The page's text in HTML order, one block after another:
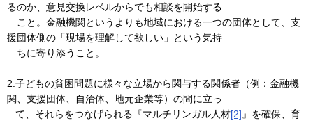
るのか、意見交換レベルからでも相談を開始する
こと。金融機関というよりも地域における一つの団体として、支
援団体側の「現場を理解して欲しい」という気持
ちに寄り添うこと。
2.子どもの貧困問題に様々な立場から関与する関係者（例：金融機
関、支援団体、自治体、地元企業等）の間に立っ
て、それらをつなげられる『マルチリンガル人材[2] 』を確保、育